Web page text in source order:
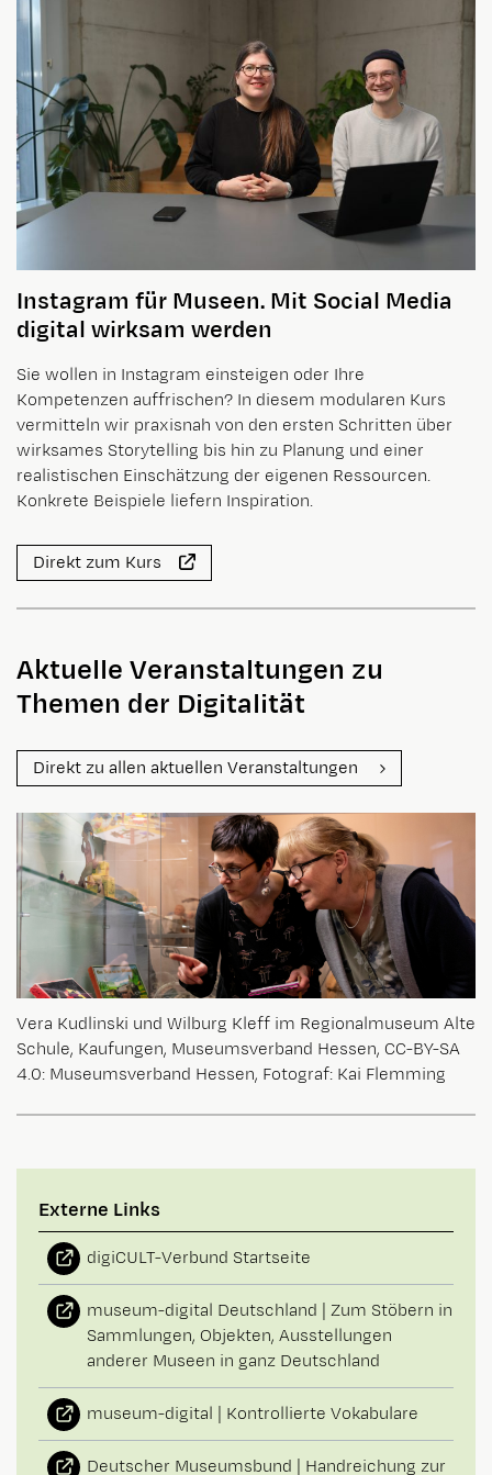
Instagram für Museen. Mit Social Media
digital wirksam werden
Sie wollen in Instagram einsteigen oder Ihre
Kompetenzen auffrischen? In diesem modularen Kurs
vermitteln wir praxisnah von den ersten Schritten über
wirksames Storytelling bis hin zu Planung und einer
realistischen Einschätzung der eigenen Ressourcen.
Konkrete Beispiele liefern Inspiration.
Direkt zum Kurs
Aktuelle Veranstaltungen zu
Themen der Digitalität
Direkt zu allen aktuellen Veranstaltungen
Vera Kudlinski und Wilburg Kleff im Regionalmuseum Alte
Schule, Kaufungen, Museumsverband Hessen, CC-BY-SA
4.0: Museumsverband Hessen, Fotograf: Kai Flemming
Externe Links
digiCULT-Verbund Startseite
museum-digital Deutschland | Zum Stöbern in
Sammlungen, Objekten, Ausstellungen
anderer Museen in ganz Deutschland
museum-digital | Kontrollierte Vokabulare
Deutscher Museumsbund | Handreichung zur